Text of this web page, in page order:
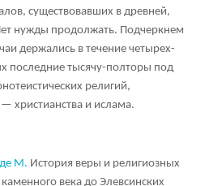
существовавших в древней,
нужды продолжать. Подчеркнем
держались в течение четырех-
последние тысячу-полторы под
религий,
христианства и ислама.
М. История веры и религиозных
века до Элевсинских